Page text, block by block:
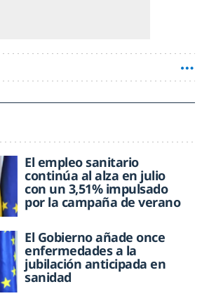
El empleo sanitario
continúa al alza en julio
con un 3,51% impulsado
por la campaña de verano
El Gobierno añade once
enfermedades a la
jubilación anticipada en
sanidad